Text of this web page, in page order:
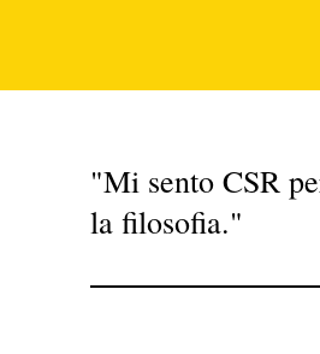
"Mi sento CSR
la filosofia."